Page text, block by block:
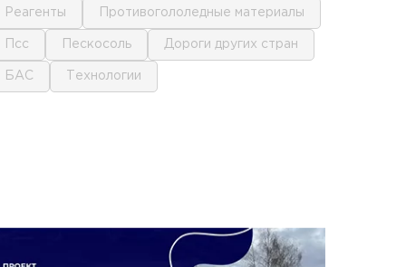
реагенты противогололедные материалы
псс пескосоль дороги других стран
БАС технологии